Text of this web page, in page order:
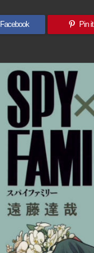
Facebook Pin it